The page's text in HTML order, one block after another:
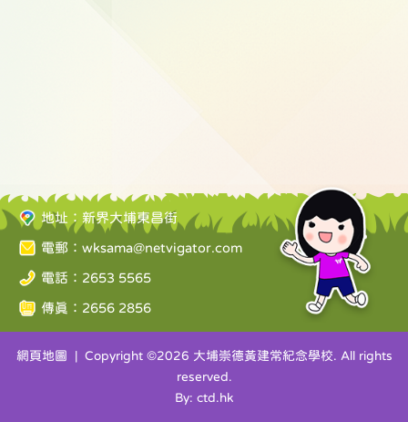
地址：新界大埔東昌街
電郵： wksama@netvigator.com
電話：2653 5565
傳真：2656 2856
網頁地圖 | Copyright ©2026 大埔崇德黃建常紀念學校. All rights
reserved.
By: ctd.hk